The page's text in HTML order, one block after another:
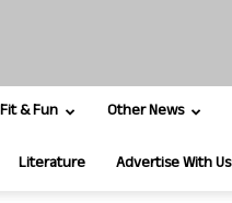
Fit & Fun Other News
Literature Advertise With Us